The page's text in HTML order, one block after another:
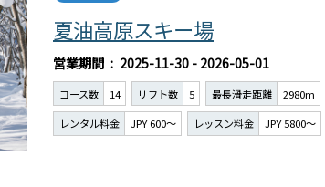
夏油高原スキー場
営業期間 2025-11-30 - 2026-05-01
コース数 14 リフト数 5 最長滑走距離 2980m
レンタル料金 JPY 600～ レッスン料金 JPY 5800～